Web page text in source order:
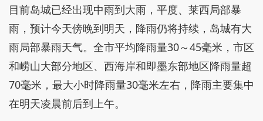
目前岛城已经出现中雨到大雨，平度、莱西局部暴
雨，预计今天傍晚到明天，降雨仍将持续，岛城有大
雨局部暴雨天气。全市平均降雨量30～45毫米，市区
和崂山大部分地区、西海岸和即墨东部地区降雨量超
70毫米，最大小时降雨量30毫米左右，降雨主要集中
在明天凌晨前后到上午。